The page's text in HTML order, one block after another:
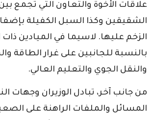
علاقات الأخوة والتعاون التي تجمع
الشقيقين وكذا السبل الكفيلة
الزخم عليها. لاسيما في الميادين ذات
بالنسبة للجانبين على غرار الطاقة
والنقل الجوي والتعليم العالي.
من جانب آخر، تبادل الوزيران وجهات
المسائل والملفات الراهنة على